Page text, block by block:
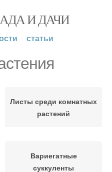
И ДАЧИ
статьи
Листы среди комнатных
растений
Вариегатные
суккуленты